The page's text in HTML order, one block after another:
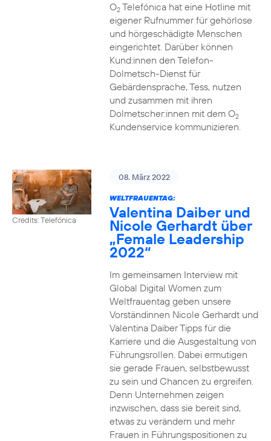
O2Telefónica hat eine Hotline mit
eigener Rufnummer für gehörlose
und hörgeschädigte Menschen
eingerichtet. Darüber können
Kund:innen den Telefon-
Dolmetsch-Dienst für
Gebärdensprache, Tess, nutzen
und zusammen mit ihren
Dolmetscher:innen mit dem O2
Kundenservice kommunizieren.
Credits: Telefónica
08. März 2022
WELTFRAUENTAG:
Valentina Daiber und
Nicole Gerhardt über
„Female Leadership
2022“
Im gemeinsamen Interview mit
Global Digital Women zum
Weltfrauentag geben unsere
Vorständinnen Nicole Gerhardt und
Valentina Daiber Tipps für die
Karriere und die Ausgestaltung von
Führungsrollen. Dabei ermutigen
sie gerade Frauen, selbstbewusst
zu sein und Chancen zu ergreifen.
Denn Unternehmen zeigen
inzwischen, dass sie bereit sind,
etwas zu verändern und mehr
Frauen in Führungspositionen zu